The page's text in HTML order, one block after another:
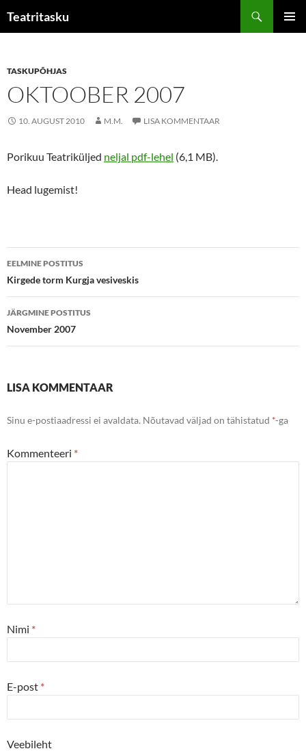
sisu
Teatritasku
TASKUPÕHJAS
OKTOOBER 2007
10. AUGUST 2010 M.M. LISA KOMMENTAAR
Porikuu Teatriküljed neljal pdf-lehel (6,1 MB).
Head lugemist!
Postituste
töölaud
EELMINE POSTITUS
Kirgede torm Kurgja vesiveskis
JÄRGMINE POSTITUS
November 2007
LISA KOMMENTAAR
Sinu e-postiaadressi ei avaldata. Nõutavad väljad on tähistatud *-ga
Kommenteeri *
Nimi *
E-post *
Veebileht